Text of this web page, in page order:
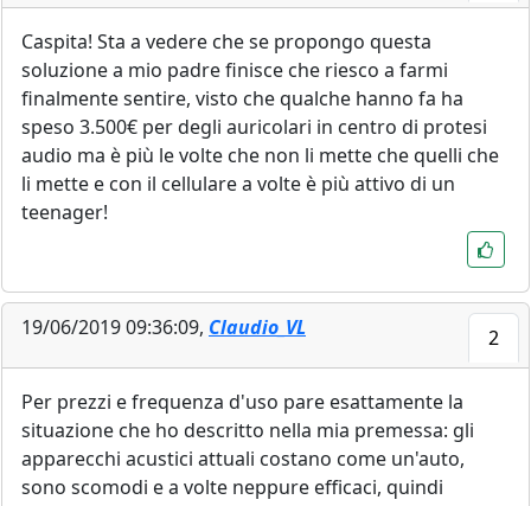
Caspita! Sta a vedere che se propongo questa
soluzione a mio padre finisce che riesco a farmi
finalmente sentire, visto che qualche hanno fa ha
speso 3.500€ per degli auricolari in centro di protesi
audio ma è più le volte che non li mette che quelli che
li mette e con il cellulare a volte è più attivo di un
teenager!
19/06/2019 09:36:09, Claudio_VL 2
Per prezzi e frequenza d'uso pare esattamente la
situazione che ho descritto nella mia premessa: gli
apparecchi acustici attuali costano come un'auto,
sono scomodi e a volte neppure efficaci, quindi